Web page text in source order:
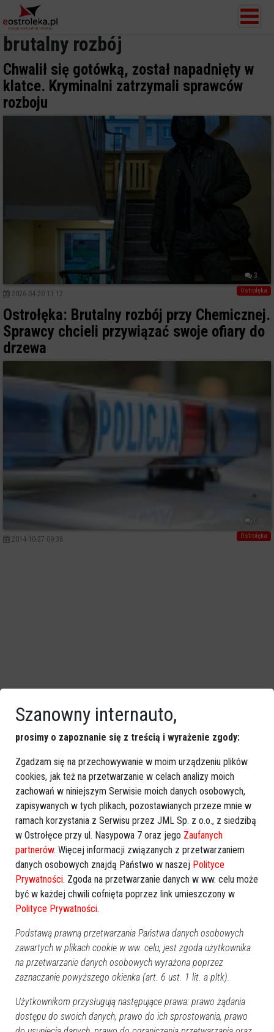
brutalny rozbój
Chwalił się gotówką, został napadnięty w
klatce. Kryminalni zatrzymali sprawców
rozboju
3
Ostrołęka
2026-04-20 11:12
Ostrołęka: Brutalny rozbój przy Chemicznej.
Sprawcy chcieli przywiązać swoje ofiary do
drzewa
0
Ostrołęka
2014-10-27 09:36
Poprzednia Następna
Kategorie
Ostrołęka
Sport
Balujemy
Region
Budujemy
Kościół i społeczeństwo
Szanowny internauto,
prosimy o zapoznanie się z treścią i wyrażenie zgody:
Zgadzam się na przechowywanie w moim urządzeniu plików
cookies, jak też na przetwarzanie w celach analizy moich
zachowań w niniejszym Serwisie moich danych osobowych,
zapisywanych w tych plikach, pozostawianych przeze mnie w
ramach korzystania z Serwisu przez JML Sp. z o.o., z siedzibą
w Ostrołęce przy ul. Nasypowa 7 oraz jego Zaufanych
partnerów. Więcej informacji związanych z przetwarzaniem
danych osobowych znajdą Państwo w naszej Polityce
Prywatności. Zgoda na przetwarzanie danych w ww. celu może
być w każdej chwili cofnięta poprzez link umieszczony w
Polityce Prywatności.
Podstawą prawną przetwarzania Państwa danych osobowych
zawartych w plikach cookie w ww. celu, jest zgoda użytkownika
na przetwarzanie danych osobowych wyrażona poprzez
zaznaczanie powyższego okienka (art. 6 ust. 1 lit. a pltk).
Użytkownikom przysługują następujące prawa: prawo żądania
dostępu do swoich danych, prawo do ich sprostowania, prawo